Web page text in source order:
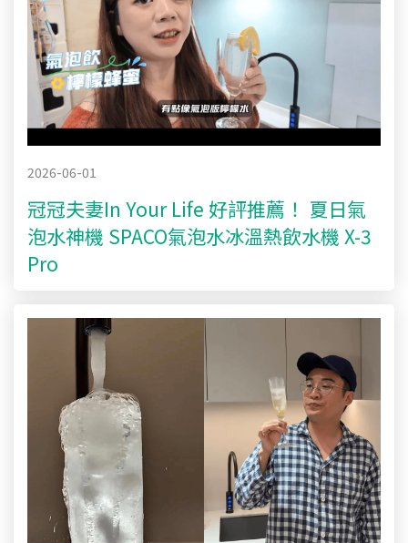
2026-06-01
冠冠夫妻In Your Life 好評推薦！ 夏日氣
泡水神機 SPACO氣泡水冰溫熱飲水機 X-3
Pro